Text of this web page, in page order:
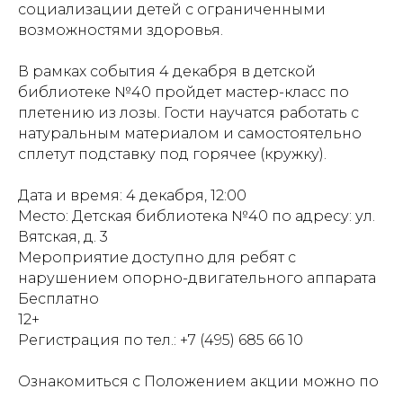
социализации детей с ограниченными
возможностями здоровья.
В рамках события 4 декабря в детской
библиотеке №40 пройдет мастер-класс по
плетению из лозы. Гости научатся работать с
натуральным материалом и самостоятельно
сплетут подставку под горячее (кружку).
Дата и время: 4 декабря, 12:00
Место: Детская библиотека №40 по адресу: ул.
Вятская, д. 3
Мероприятие доступно для ребят с
нарушением опорно-двигательного аппарата
Бесплатно
12+
Регистрация по тел.: +7 (495) 685 66 10
Ознакомиться с Положением акции можно по